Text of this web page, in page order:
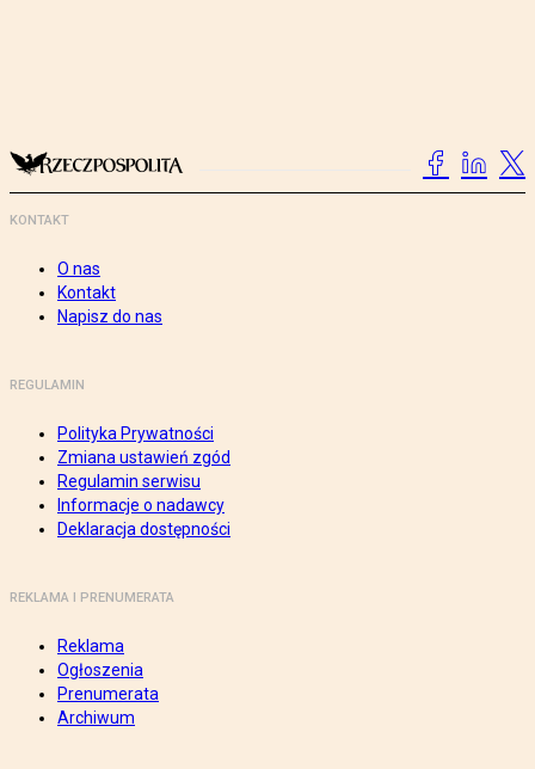
KONTAKT
O nas
Kontakt
Napisz do nas
REGULAMIN
Polityka Prywatności
Zmiana ustawień zgód
Regulamin serwisu
Informacje o nadawcy
Deklaracja dostępności
REKLAMA I PRENUMERATA
Reklama
Ogłoszenia
Prenumerata
Archiwum